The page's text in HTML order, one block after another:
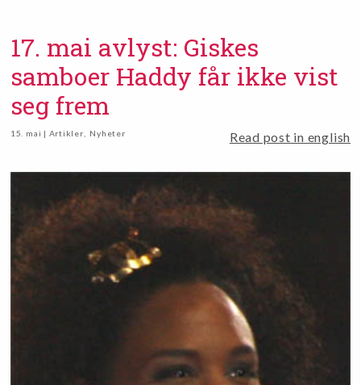
17. mai avlyst: Giskes
samboer Haddy får ikke vist
seg frem
15. mai | Artikler Nyheter Read post in english